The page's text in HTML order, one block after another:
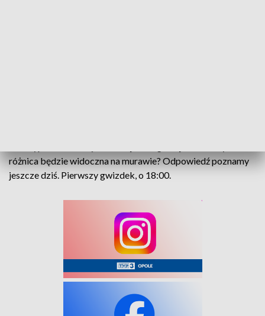
różnica będzie widoczna na murawie? Odpowiedź poznamy
jeszcze dziś. Pierwszy gwizdek, o 18:00.